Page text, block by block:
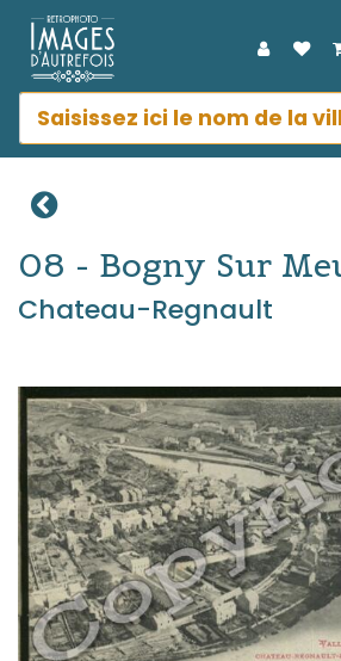
08 - Bogny Sur
Chateau-Regnault